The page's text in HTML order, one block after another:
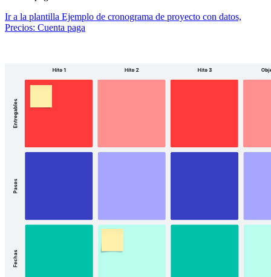
Ir a la plantilla Ejemplo de cronograma de proyecto con datos,
Precios: Cuenta paga